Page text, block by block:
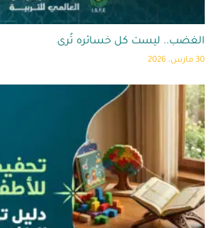
الغضب.. ليست كل خسائره تُرى
30 مارس، 2026